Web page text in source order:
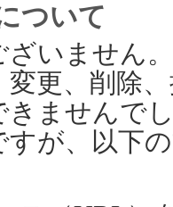
ついて
ざいません
変更、削除
きませんでし
すが、以下